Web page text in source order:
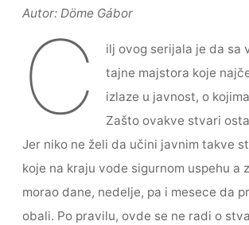
c
e
o
k
itt
er
ai
l
s
e
n
g
er
e
Autor: Döme Gábor
C
ilj ovog serijala je da sa
tajne majstora koje
izlaze u javnost, o
Zašto ovakve stvari
Jer niko ne želi da učini javnim takve
koje na kraju vode sigurnom uspehu a
morao dane, nedelje, pa i mesece da
obali. Po pravilu, ovde se ne radi o